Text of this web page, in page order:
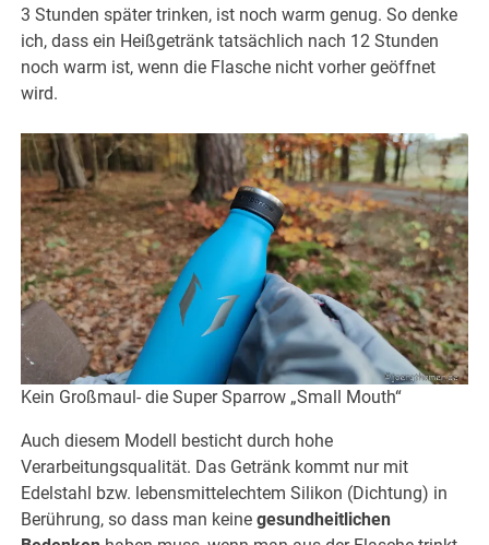
3 Stunden später trinken, ist noch warm genug. So denke
ich, dass ein Heißgetränk tatsächlich nach 12 Stunden
noch warm ist, wenn die Flasche nicht vorher geöffnet
wird.
Kein Großmaul- die Super Sparrow „Small Mouth“
Auch diesem Modell besticht durch hohe
Verarbeitungsqualität. Das Getränk kommt nur mit
Edelstahl bzw. lebensmittelechtem Silikon (Dichtung) in
Berührung, so dass man keinegesundheitlichen